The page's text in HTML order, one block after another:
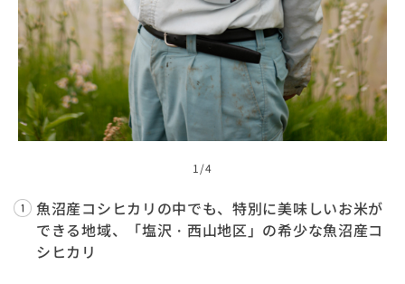
1 /4
魚沼産コシヒカリの中でも、特別に美味しいお米が
できる地域、「塩沢・西山地区」の希少な魚沼産コ
シヒカリ